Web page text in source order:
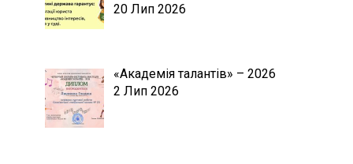
20 Лип 2026
«Академія талантів» – 2026
2 Лип 2026